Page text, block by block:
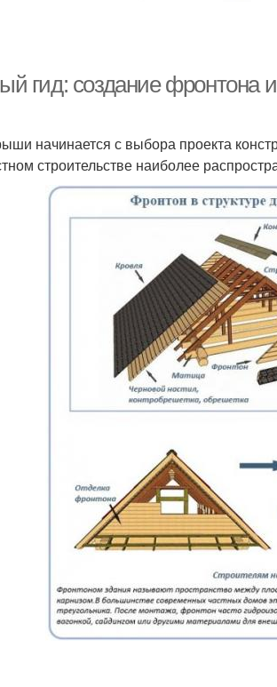
гид: создание фронтона
начинается с выбора проекта
строительстве наиболее